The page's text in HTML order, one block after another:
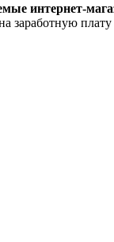
интернет-
заработную